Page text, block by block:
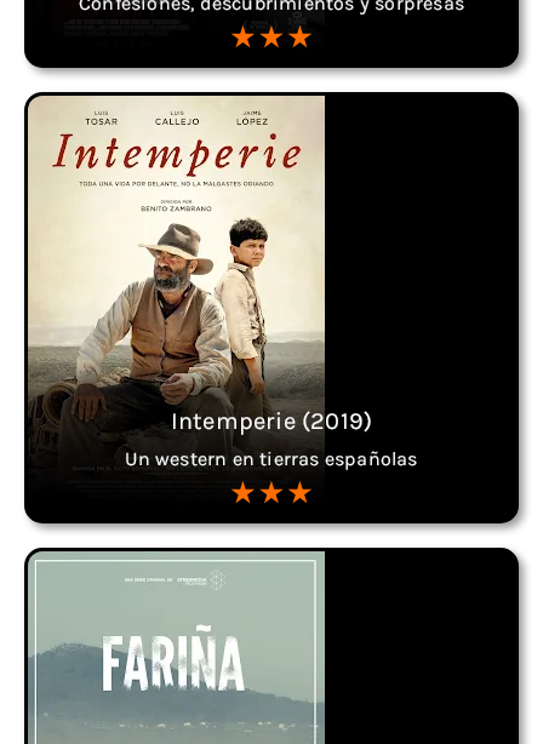
Intemperie (2019)
Un western en tierras españolas